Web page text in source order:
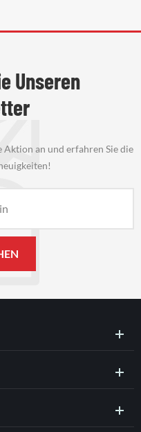
Unseren
an und erfahren Sie die